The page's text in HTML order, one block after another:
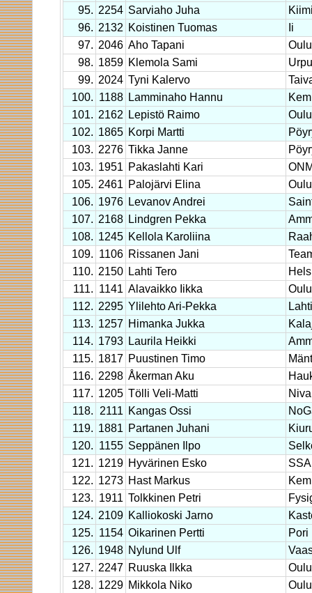
95. 2254 Sarviaho Juha
96. 2132 Koistinen Tuomas
Ii
97. 2046 Aho Tapani
Oulu
98. 1859 Klemola Sami
99. 2024 Tyni Kalervo
100. 1188 Lamminaho Hannu
101. 2162 Lepistö Raimo
Oulu
102. 1865 Korpi Martti
103. 2276 Tikka Janne
103. 1951 Pakaslahti Kari
105. 2461 Palojärvi Elina
Oulu
106. 1976 Levanov Andrei
107. 2168 Lindgren Pekka
108. 1245 Kellola Karoliina
109. 1106 Rissanen Jani
110. 2150 Lahti Tero
111. 1141 Alavaikko Iikka
Oulu
112. 2295 Ylilehto Ari-Pekka
Lahti
113. 1257 Himanka Jukka
114. 1793 Laurila Heikki
115. 1817 Puustinen Timo
116. 2298 Åkerman Aku
117. 1205 Tölli Veli-Matti
118.
2111 Kangas Ossi
119. 1881 Partanen Juhani
120. 1155 Seppänen Ilpo
121. 1219 Hyvärinen Esko
122. 1273 Hast Markus
123. 1911 Tolkkinen Petri
124. 2109 Kalliokoski Jarno
125. 1154 Oikarinen Pertti
Pori
126. 1948 Nylund Ulf
127. 2247 Ruuska Ilkka
Oulu
128. 1229 Mikkola Niko Oulu